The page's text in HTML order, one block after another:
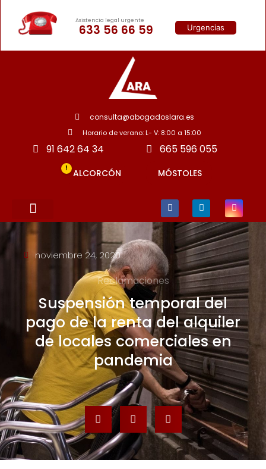
Asistencia legal urgente
633 56 66 59 Urgencias
consulta@abogadoslara.es
Horario de verano: L- V: 8:00 a 15:00
91 642 64 34 665 596 055
! ALCORCÓN MÓSTOLES
noviembre 24, 2020
Reclamaciones
Suspensión temporal del
pago de la renta del alquiler
de locales comerciales en
pandemia